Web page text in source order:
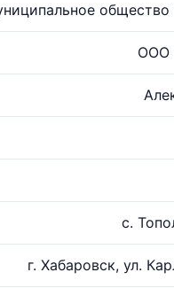
общество
ООО
с.
г. Хабаровск, ул.